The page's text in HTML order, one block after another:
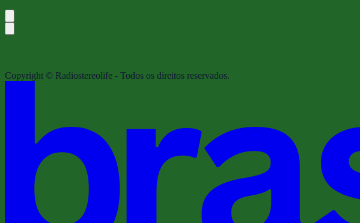
Copyright © Radiostereolife - Todos os direitos reservados.